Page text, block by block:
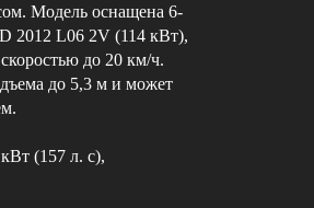
Модель оснащена 6-
2012 L06 2V (114 кВт),
до 20 км/ч.
до 5,3 м и может
(157 л. с),